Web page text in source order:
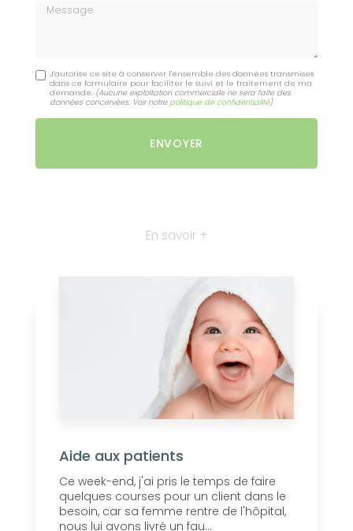
Message
J'autorise ce site à conserver l'ensemble des données transmises
dans ce formulaire pour faciliter le suivi et le traitement de ma
demande. (Aucune exploitation commerciale ne sera faite des
données concervées. Voir notre politique de confidentialité)
En savoir +
Aide aux patients
Ce week-end, j'ai pris le temps de faire
quelques courses pour un client dans le
besoin, car sa femme rentre de l'hôpital,
nous lui avons livré un fau...